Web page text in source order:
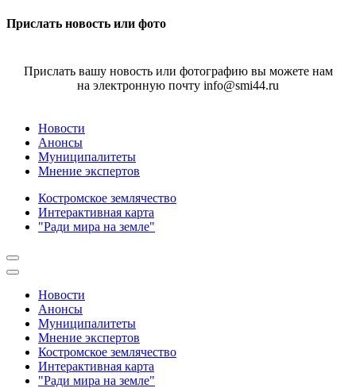
Прислать новость или фото
Прислать вашу новость или фотографию вы можете нам
на электронную почту info@smi44.ru
Новости
Анонсы
Муниципалитеты
Мнение экспертов
Костромское землячество
Интерактивная карта
"Ради мира на земле"
Новости
Анонсы
Муниципалитеты
Мнение экспертов
Костромское землячество
Интерактивная карта
"Ради мира на земле"